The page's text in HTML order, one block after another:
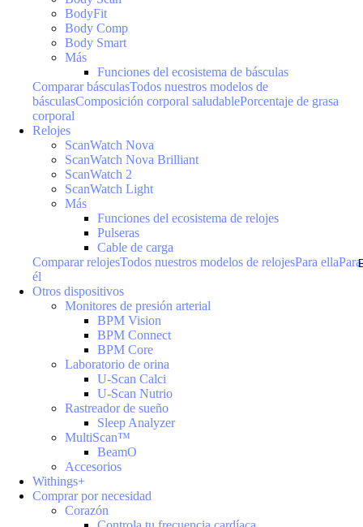
BodyFit
Body Comp
Body Smart
Más
Funciones del ecosistema de básculas
Comparar básculasTodos nuestros modelos de
básculasComposición corporal saludablePorcentaje de grasa
corporal
Relojes
ScanWatch Nova
ScanWatch Nova Brilliant
ScanWatch 2
ScanWatch Light
Más
Funciones del ecosistema de relojes
Pulseras
Cable de carga
Comparar relojesTodos nuestros modelos de relojesPara ellaPara
él
Otros dispositivos
Monitores de presión arterial
BPM Vision
BPM Connect
BPM Core
Laboratorio de orina
U-Scan Calci
U-Scan Nutrio
Rastreador de sueño
Sleep Analyzer
MultiScan™
BeamO
Accesorios
Withings+
Comprar por necesidad
Corazón